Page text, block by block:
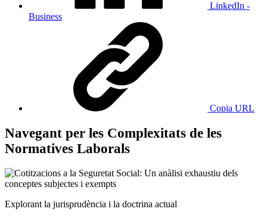
LinkedIn -
Business
Copia URL
Navegant per les Complexitats de les
Normatives Laborals
Explorant la jurisprudència i la doctrina actual